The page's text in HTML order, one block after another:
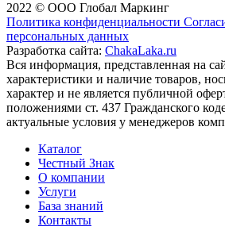
2022 © ООО Глобал Маркинг
Политика конфиденциальности
персональных данных
Разработка сайта: ChakaLaka.ru
Вся информация, представленная на
характеристики и наличие товаров,
характер и не является публичной
положениями ст. 437 Гражданского
актуальные условия у менеджеров
Каталог
Честный Знак
О компании
Услуги
База знаний
Контакты